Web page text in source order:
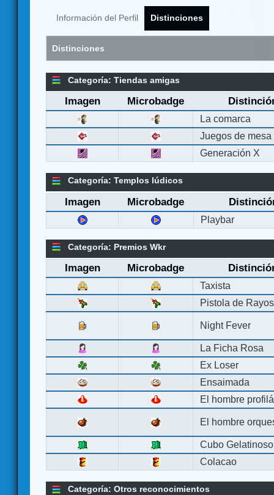
Información del Perfil Distinciones
Distinciones
Categoría: Tiendas amigas
Imagen Microbadge
La comarca
Juegos de mesa
Generación X
Categoría: Templos lúdicos
Imagen Microbadge
Playbar
Categoría: Premios Wkr
Imagen Microbadge
Taxista
Pistola de Rayos
Night Fever
La Ficha Rosa
Ex Loser
Ensaimada
El hombre
El hombre
Cubo Gelatinoso
Colacao
Categoría: Otros reconocimientos